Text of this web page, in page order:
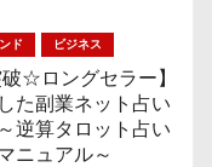
ド ビジネス
破☆ロングセラー】
た副業ネット占い
逆算タロット占い
ニュアル～